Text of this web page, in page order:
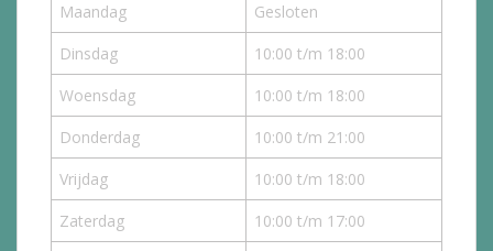
Maandag
Gesloten
Dinsdag
10:00 t/m 18:00
Woensdag
10:00 t/m 18:00
Donderdag
10:00 t/m 21:00
Vrijdag
10:00 t/m 18:00
Zaterdag
10:00 t/m 17:00